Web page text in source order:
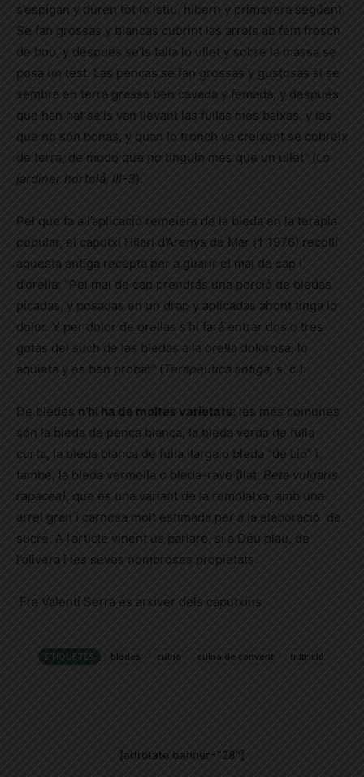
s’espigan y duren tot lo istiu, hibern y primavera següent.
Se fan grossas y blancas cubrint las arrels ab fem fresch
de bou, y después se’ls talla lo ullet y sobre la massa se
posa un test. Las pencas se fan grossas y gustosas si se
sembra en terra grassa ben cavada y femada, y después
que han nat se’ls van llevant las fullas més baixas, y las
que no són bonas, y quan lo tronch va creixent se cobreix
de terra, de modo que no tinguin més que un ullet” (Lo
jardiner hortolá, III-3).
Pel que fa a l’aplicació remeiera de la bleda en la teràpia
popular, el caputxí Hilari d’Arenys de Mar († 1976) recollí
aquesta antiga recepta per a guarir el mal de cap i
d’orella: “Pel mal de cap prendrás una porció de bledas
picadas, y posadas en un drap y aplicadas ahont tinga lo
dolor. Y per dolor de orellas s’hi fará entrar dos o tres
gotas del such de las bledas a la orella dolorosa, lo
aquieta y és ben probat” (Terapèutica antiga, s. c.).
De bledes n’hi ha de moltes varietats: les més comunes
són la bleda de penca blanca, la bleda verda de fulla
curta, la bleda blanca de fulla llarga o bleda “de Lió” i,
també, la bleda vermella o bleda-rave (llat. Beta vulgaris
rapacea) , que és una variant de la remolatxa, amb una
arrel gran i carnosa molt estimada per a la elaboració de
sucre. A l’article vinent us parlaré, si a Déu plau, de
l’olivera i les seves nombroses propietats.
Fra Valentí Serra és arxiver dels caputxins
ETIQUETES bledes cuina cuina de convent nutrició
[adrotate banner="28"]